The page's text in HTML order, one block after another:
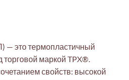
— это термопластичный
маркой TPX®.
свойств: высокой